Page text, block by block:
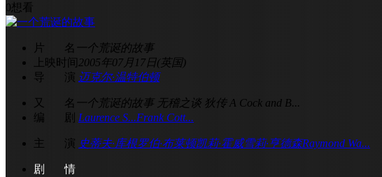
0想看
片 名 一个荒诞的故事
上映时间2005年07月17日(英国)
导 演 迈克尔·温特伯顿
又 名 一个荒诞的故事 无稽之谈 狄传 A Cock and B...
编 剧
Laurence S...Frank Cott...
主 演 史蒂夫·库根罗伯·布莱顿凯莉·霍威雪莉·亨德森Raymond Wa...
剧 情